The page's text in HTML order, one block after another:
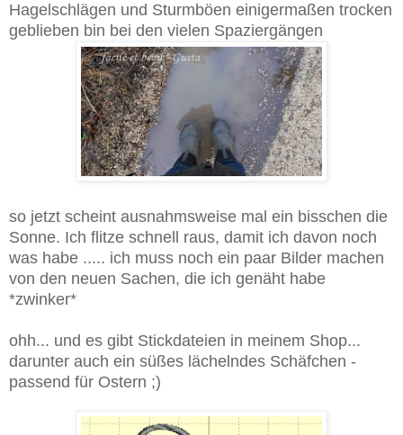
Hagelschlägen und Sturmböen einigermaßen trocken
geblieben bin bei den vielen Spaziergängen
so jetzt scheint ausnahmsweise mal ein bisschen die
Sonne. Ich flitze schnell raus, damit ich davon noch
was habe ..... ich muss noch ein paar Bilder machen
von den neuen Sachen, die ich genäht habe
*zwinker*
ohh... und es gibt Stickdateien in meinem Shop...
darunter auch ein süßes lächelndes Schäfchen -
passend für Ostern ;)